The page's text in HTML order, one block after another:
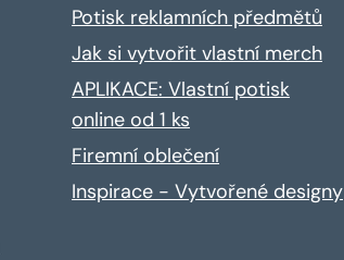
Potisk reklamních předmětů
Jak si vytvořit vlastní merch
APLIKACE: Vlastní potisk
online od 1 ks
Firemní oblečení
Inspirace - Vytvořené designy